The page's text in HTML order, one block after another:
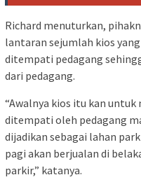
Richard menuturkan,
lantaran sejumlah kios
ditempati pedagang
dari pedagang.
“Awalnya kios itu kan
ditempati oleh pedagang
dijadikan sebagai lahan
pagi akan berjualan di
parkir,” katanya.